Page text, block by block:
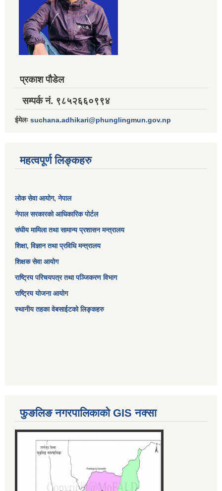
प्रकाश पौडेल
सम्पर्क नं. ९८५२६६०९९४
ईमेलः suchana.adhikari@phunglingmun.gov.np
महत्वपूर्ण लिङ्कहरु
लोक सेवा आयोग, नेपाल
नेपाल सरकारको आधिकारिक पोर्टल
संघीय मामिला तथा सामान्य प्रशासन मन्त्रालय
शिक्षा, विज्ञान तथा प्रविधि मन्त्रालय
शिक्षक सेवा आयोग
राष्ट्रिय परिचयपत्र तथा पञ्जिकरण विभाग
राष्ट्रिय योजना आयोग
स्थानीय तहका वेबसाईटको लिङ्कहरु
फुङलिङ नगरपालिकाको GIS नक्सा